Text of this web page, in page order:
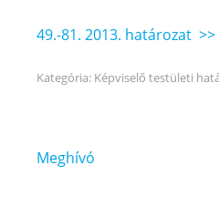
49.-81. 2013. határozat >>
Kategória: Képviselő testületi
Bejegyzés
Meghívó